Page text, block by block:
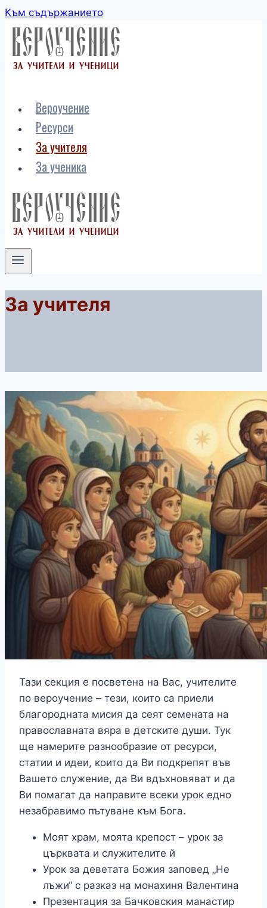
Към съдържанието
Вероучение
Ресурси
За учителя
За ученика
За учителя
Тази секция е посветена на Вас, учителите
по вероучение – тези, които са приели
благородната мисия да сеят семената на
православната вяра в детските души. Тук
ще намерите разнообразие от ресурси,
статии и идеи, които да Ви подкрепят във
Вашето служение, да Ви вдъхновяват и да
Ви помагат да направите всеки урок едно
незабравимо пътуване към Бога.
Моят храм, моята крепост – урок за
църквата и служителите й
Урок за деветата Божия заповед „Не
лъжи“ с разказ на монахиня Валентина
Презентация за Бачковския манастир